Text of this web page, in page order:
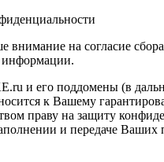
внимание на согласие
информации.
и его поддомены (в
к Вашему
праву на защиту
и передаче Ваших